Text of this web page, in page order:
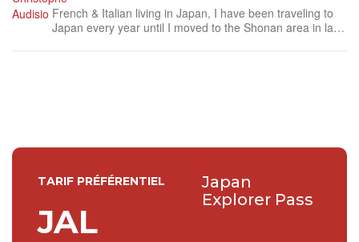
French & Italian living in Japan, I have been traveling to
Japan every year until I moved to the Shonan area in late
TARIF PRÉFÉRENTIEL
JAL
Japan
Explorer Pass